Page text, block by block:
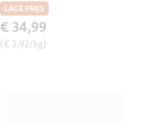
LAGE PRIJS
€ 34,99
(€ 2,92/kg)